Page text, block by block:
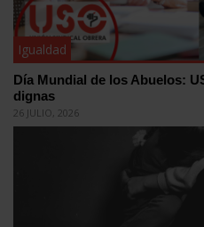
Igualdad
Día Mundial de los Abuelos:
dignas
26 JULIO, 2026